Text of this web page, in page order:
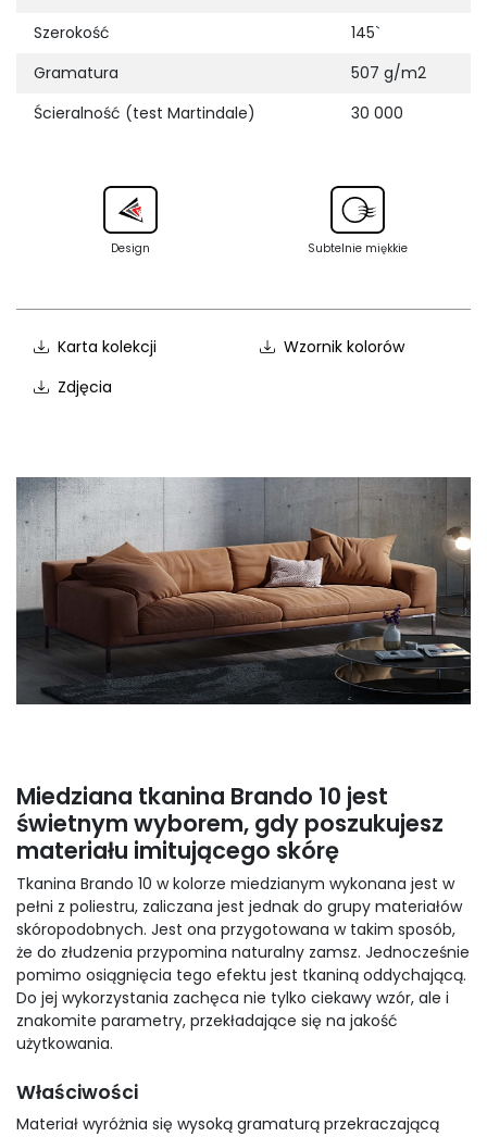
Szerokość
145`
Gramatura
507 g/m2
Ścieralność (test Martindale)
30 000
Design Subtelnie miękkie
Karta kolekcji
Wzornik kolorów
Zdjęcia
Miedziana tkanina Brando 10 jest
świetnym wyborem, gdy poszukujesz
materiału imitującego skórę
Tkanina Brando 10 w kolorze miedzianym wykonana jest w
pełni z poliestru, zaliczana jest jednak do grupy materiałów
skóropodobnych. Jest ona przygotowana w takim sposób,
że do złudzenia przypomina naturalny zamsz. Jednocześnie
pomimo osiągnięcia tego efektu jest tkaniną oddychającą.
Do jej wykorzystania zachęca nie tylko ciekawy wzór, ale i
znakomite parametry, przekładające się na jakość
użytkowania.
Właściwości
Materiał wyróżnia się wysoką gramaturą przekraczającą